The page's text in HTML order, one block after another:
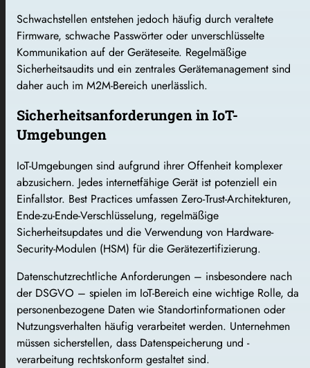
Schwachstellen entstehen jedoch häufig durch veraltete
Firmware, schwache Passwörter oder unverschlüsselte
Kommunikation auf der Geräteseite. Regelmäßige
Sicherheitsaudits und ein zentrales Gerätemanagement sind
daher auch im M2M-Bereich unerlässlich.
Sicherheitsanforderungen in IoT-
Umgebungen
IoT-Umgebungen sind aufgrund ihrer Offenheit komplexer
abzusichern. Jedes internetfähige Gerät ist potenziell ein
Einfallstor. Best Practices umfassen Zero-Trust-Architekturen,
Ende-zu-Ende-Verschlüsselung, regelmäßige
Sicherheitsupdates und die Verwendung von Hardware-
Security-Modulen (HSM) für die Gerätezertifizierung.
Datenschutzrechtliche Anforderungen – insbesondere nach
der DSGVO – spielen im IoT-Bereich eine wichtige Rolle, da
personenbezogene Daten wie Standortinformationen oder
Nutzungsverhalten häufig verarbeitet werden. Unternehmen
müssen sicherstellen, dass Datenspeicherung und -
verarbeitung rechtskonform gestaltet sind.